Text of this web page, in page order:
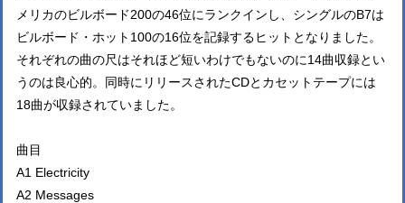
メリカのビルボード200の46位にランクインし、シングルのB7は
ビルボード・ホット100の16位を記録するヒットとなりました。
それぞれの曲の尺はそれほど短いわけでもないのに14曲収録とい
うのは良心的。同時にリリースされたCDとカセットテープには
18曲が収録されていました。
曲目
A1 Electricity
A2 Messages